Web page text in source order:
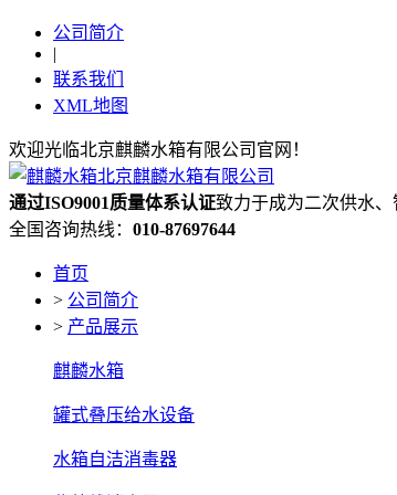
公司简介
|
联系我们
XML地图
欢迎光临北京麒麟水箱有限公司官网！
通过ISO9001质量体系认证致力于成为二次供水
全国咨询热线： 010-87697644
首页
> 公司简介
> 产品展示
麒麟水箱
罐式叠压给水设备
水箱自洁消毒器